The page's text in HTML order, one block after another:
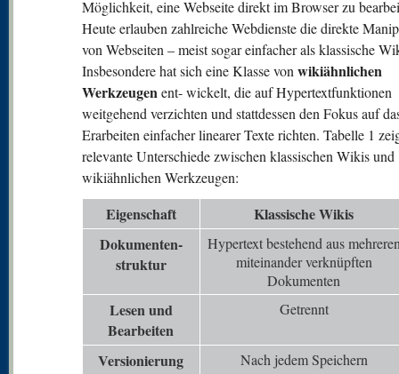
Möglichkeit, eine Webseite direkt im Browser zu
Heute erlauben zahlreiche Webdienste die direkte
von Webseiten – meist sogar einfacher als klassische
Insbesondere hat sich eine Klasse von wikiähnlichen
Werkzeugenent- wickelt, die auf Hypertextfunktionen
weitgehend verzichten und stattdessen den Fokus auf
Erarbeiten einfacher linearer Texte richten. Tabelle 1
relevante Unterschiede zwischen klassischen Wikis und
wikiähnlichen Werkzeugen:
Eigenschaft
Klassische Wikis
Dokumenten-
struktur
Hypertext bestehend aus
miteinander verknüpften
Dokumenten
Lesen und
Bearbeiten
Getrennt
Versionierung Nach jedem Speichern